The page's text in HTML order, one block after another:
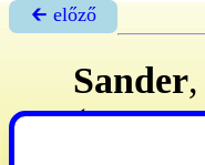
🡰 előző
Sander,
(1375-